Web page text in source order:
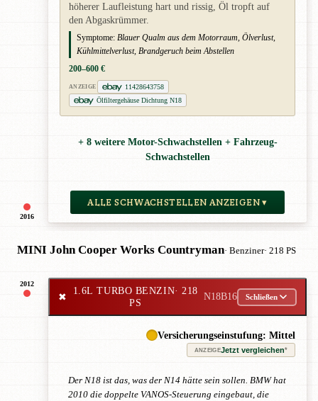
2016
höherer Laufleistung hart und rissig, Öl tropft auf
den Abgaskrümmer.
Symptome: Blauer Qualm aus dem Motorraum, Ölverlust,
Kühlmittelverlust, Brandgeruch beim Abstellen
200–600 €
ANZEIGE
11428643758
Ölfiltergehäuse Dichtung N18
+ 8 weitere Motor-Schwachstellen + Fahrzeug-
Schwachstellen
ALLE SCHWACHSTELLEN ANZEIGEN ▾
MINI John Cooper Works Countryman· Benziner· 218 PS
2012
✖
1.6L TURBO BENZIN· 218
PS
N18B16 Schließen
Versicherungseinstufung: Mittel
ANZEIGEJetzt vergleichen*
Der N18 ist das, was der N14 hätte sein sollen. BMW hat
2010 die doppelte VANOS-Steuerung eingebaut, die